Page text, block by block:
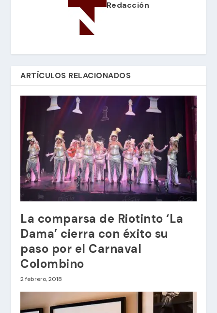
Redacción
ARTÍCULOS RELACIONADOS
La comparsa de Riotinto ‘La
Dama’ cierra con éxito su
paso por el Carnaval
Colombino
2 febrero, 2018